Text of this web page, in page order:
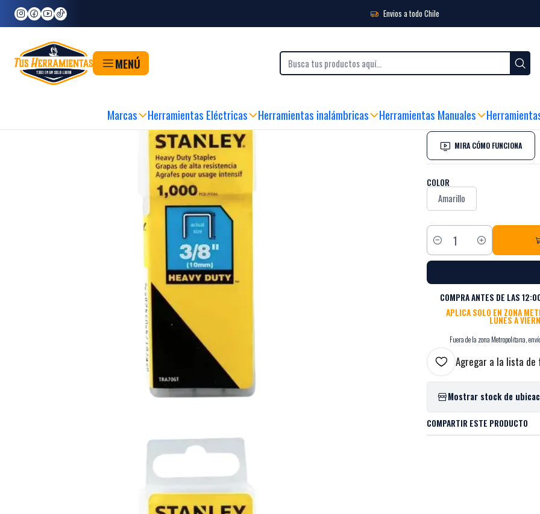
Envios a todo Chile
MENÚ
Marcas Herramientas Eléctricas Herramientas inalámbricas Herramientas Manuales
Inicio Herramientas Grapas Stanley 3/8'' (10mm) Caja 1000 Uni. Stanley TRA706T
|Grapas
Black Week
5.0 2 reseñas
MIRA CÓMO FUNCIONA
COLOR
Amarillo
Cantidad
COMPRA ANTES DE LAS
APLICA SOLO EN ZONA
LUNES A
Fuera de la zona Metropolitana,
Agregar a la lista de
Mostrar stock de
COMPARTIR ESTE PRODUCTO